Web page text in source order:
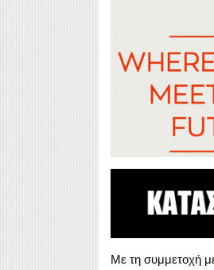
Με τη συμμετοχή